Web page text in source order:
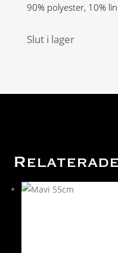
90% polyester, 10% lin
Slut i lager